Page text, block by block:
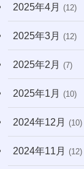
2025年4月 (12)
2025年3月 (12)
2025年2月 (7)
2025年1月 (10)
2024年12月 (10)
2024年11月 (12)